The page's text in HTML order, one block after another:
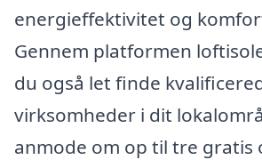
energieffektivitet og
Gennem platformen
du også let finde
virksomheder i dit
anmode om op til tre gratis